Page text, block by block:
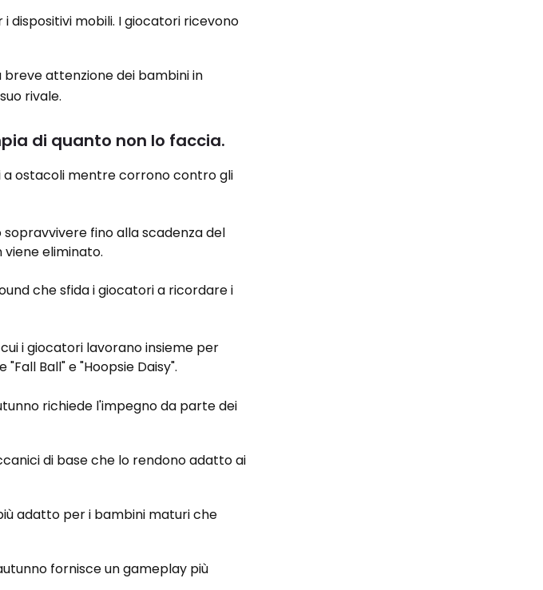
mobili. I giocatori ricevono
breve attenzione dei bambini in
rivale.
di quanto non lo faccia.
a ostacoli mentre corrono contro gli
sopravvivere fino alla scadenza del
eliminato.
che sfida i giocatori a ricordare i
i giocatori lavorano insieme per
Ball" e "Hoopsie Daisy".
richiede l'impegno da parte dei
di base che lo rendono adatto ai
adatto per i bambini maturi che
fornisce un gameplay più